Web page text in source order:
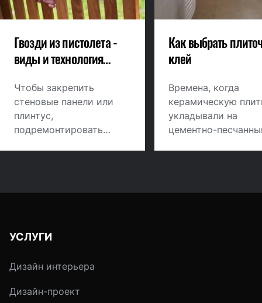
Гвозди из пистолета -
виды и технология
Чтобы закрепить
стеновые панели или
плинтус,
подремонтировать
Как выбрать
клей
Времена, когда
керамическую
укладывали на
цементно-
УСЛУГИ
Дизайн интерьера
Дизайн-проект